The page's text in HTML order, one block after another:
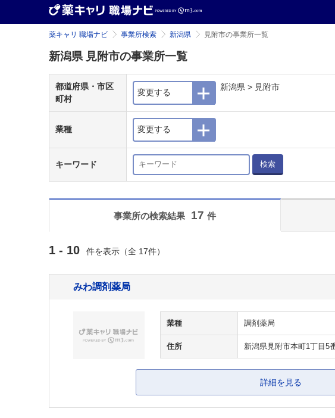
薬キャリ 職場ナビ 事業所検索 新潟県 見附市の事業所一覧
新潟県 見附市の事業所一覧
都道府県・市区
町村
変更する
新潟県 > 見附市
業種 変更する
キーワード 検索
事業所の検索結果 17 件
1 - 10 件を表示（全 17件）
みわ調剤薬局
業種 調剤薬局
住所 新潟県見附市本町1丁目5
詳細を見る